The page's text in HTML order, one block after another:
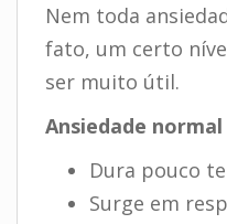
Nem toda
fato, um certo
ser muito útil.
Ansiedade normal
Dura pouco
Surge em